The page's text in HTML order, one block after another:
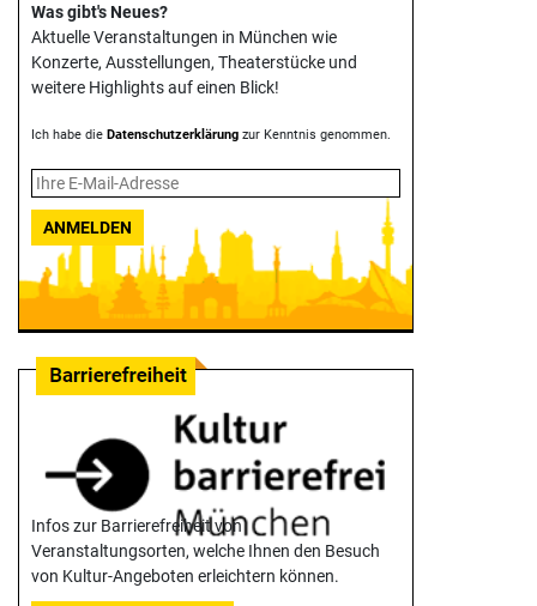
Was gibt's Neues?
Aktuelle Veranstaltungen in München wie
Konzerte, Ausstellungen, Theater­stücke und
weitere Highlights auf einen Blick!
Ich habe die Datenschutzerklärung zur Kenntnis genommen.
ANMELDEN
Infos zur Barrierefreiheit von
Veranstaltungsorten, welche Ihnen den Besuch
von Kultur-Angeboten erleichtern können.